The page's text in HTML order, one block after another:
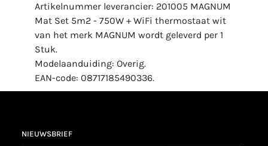
Artikelnummer leverancier: 201005 MAGNUM
Mat Set 5m2 - 750W + WiFi thermostaat wit
van het merk MAGNUM wordt geleverd per 1
Stuk.
Modelaanduiding: Overig.
EAN-code: 08717185490336.
NIEUWSBRIEF